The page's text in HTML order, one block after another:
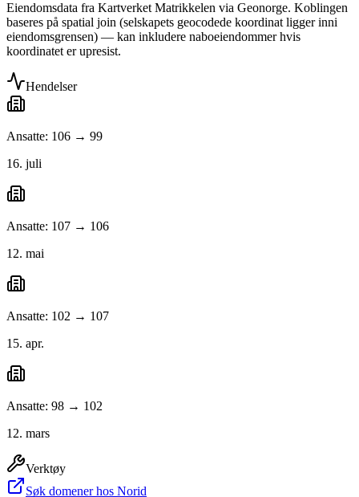
Eiendomsdata fra Kartverket Matrikkelen via Geonorge. Koblingen
baseres på spatial join (selskapets geocodede koordinat ligger inni
eiendomsgrensen) — kan inkludere naboeiendommer hvis
koordinatet er upresist.
Hendelser
Ansatte: 106 → 99
16. juli
Ansatte: 107 → 106
12. mai
Ansatte: 102 → 107
15. apr.
Ansatte: 98 → 102
12. mars
Verktøy
Søk domener hos Norid